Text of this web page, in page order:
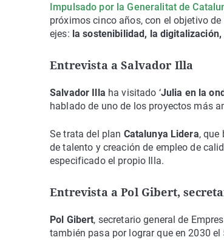
Impulsado por la Generalitat de
próximos cinco años, con el objetivo
ejes: la sostenibilidad, la
Entrevista a Salvador Illa
Salvador Illa ha visitado ‘Julia en la
hablado de uno de los proyectos más
Se trata del plan Catalunya Lidera, que
de talento y creación de empleo de
especificado el propio Illa.
Entrevista a Pol Gibert,
Pol Gibert, secretario general de
también pasa por lograr que en 2030